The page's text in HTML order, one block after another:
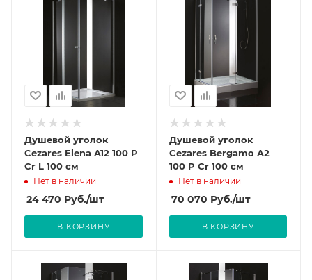
Душевой уголок
Cezares Elena A12 100 P
Cr L 100 см
Нет в наличии
24 470 Руб./шт
В КОРЗИНУ
Душевой уголок
Cezares Bergamo A2
100 P Cr 100 см
Нет в наличии
70 070 Руб./шт
В КОРЗИНУ